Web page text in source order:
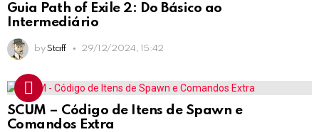
Guia Path of Exile 2: Do Básico ao
Intermediário
by Staff 29/12/2024, 15:42
SCUM – Código de Itens de Spawn e
Comandos Extra